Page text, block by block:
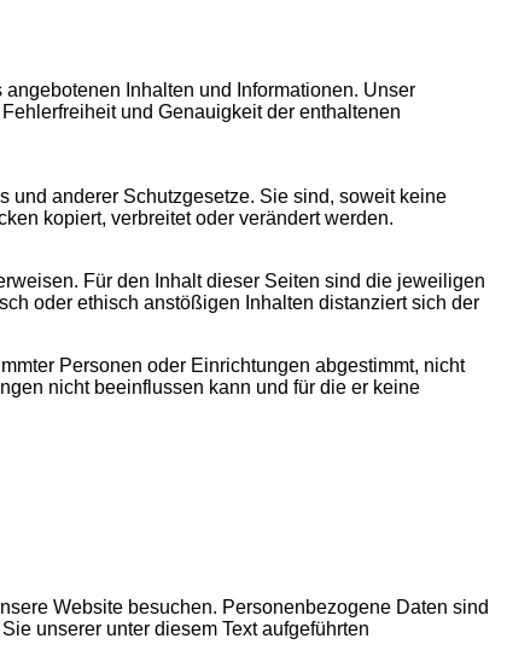
Inhalten und Informationen. Unser
und Genauigkeit der enthaltenen
und anderer Schutzgesetze. Sie sind, soweit keine
kopiert, verbreitet oder verändert werden.
Für den Inhalt dieser Seiten sind die jeweiligen
oder ethisch anstößigen Inhalten distanziert sich der
Personen oder Einrichtungen abgestimmt, nicht
nicht beeinflussen kann und für die er keine
Website besuchen. Personenbezogene Daten sind
unserer unter diesem Text aufgeführten